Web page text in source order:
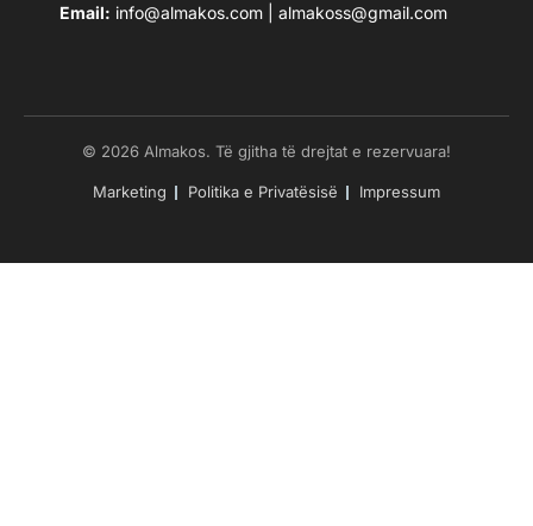
Email: info@almakos.com almakoss@gmail.com
© 2026 Almakos. Të gjitha të drejtat e rezervuara!
Marketing Politika e Privatësisë Impressum